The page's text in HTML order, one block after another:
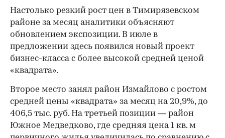
Настолько резкий рост цен в Тимирязевском
районе за месяц аналитики объясняют
обновлением экспозиции. В июле в
предложении здесь появился новый проект
бизнес-класса с более высокой средней ценой
«квадрата».
Второе место занял район Измайлово с ростом
средней цены «квадрата» за месяц на 20,9%, до
406,5 тыс. руб. На третьей позиции — район
Южное Медведково, где средняя цена 1 кв. м